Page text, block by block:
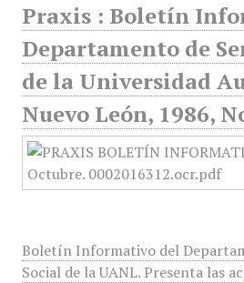
Praxis : Boletín
Departamento de
de la Universidad
Nuevo León, 1986,
Boletín Informativo del
Social de la UANL. Presenta las